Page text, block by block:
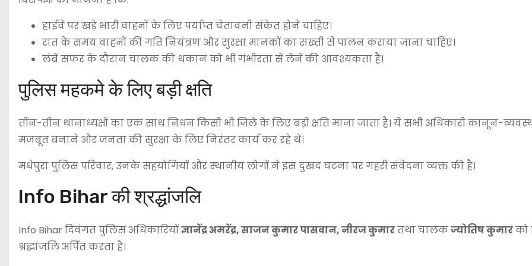
हाईवे पर खड़े भारी वाहनों के लिए पर्याप्त चेतावनी संकेत होने चाहिए।
रात के समय वाहनों की गति नियंत्रण और सुरक्षा मानकों का सख्ती से पालन कराया जाना चाहिए।
लंबे सफर के दौरान चालक की थकान को भी गंभीरता से लेने की आवश्यकता है।
पुलिस महकमे के लिए बड़ी क्षति
तीन-तीन थानाध्यक्षों का एक साथ निधन किसी भी जिले के लिए बड़ी क्षति माना जाता है। ये सभी अधिकारी कानून-
मजबूत बनाने और जनता की सुरक्षा के लिए निरंतर कार्य कर रहे थे।
मधेपुरा पुलिस परिवार, उनके सहयोगियों और स्थानीय लोगों ने इस दुखद घटना पर गहरी संवेदना व्यक्त की है।
Info Bihar की श्रद्धांजलि
Info Bihar दिवंगत पुलिस अधिकारियोंज्ञानेंद्र अमरेंद्र, साजन कुमार पासवान, नीरज कुमारतथा चालकज्योतिष कुमारको
श्रद्धांजलि अर्पित करता है।